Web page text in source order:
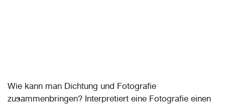
Wie kann man Dichtung und Fotografie
zusammenbringen? Interpretiert eine Fotografie einen